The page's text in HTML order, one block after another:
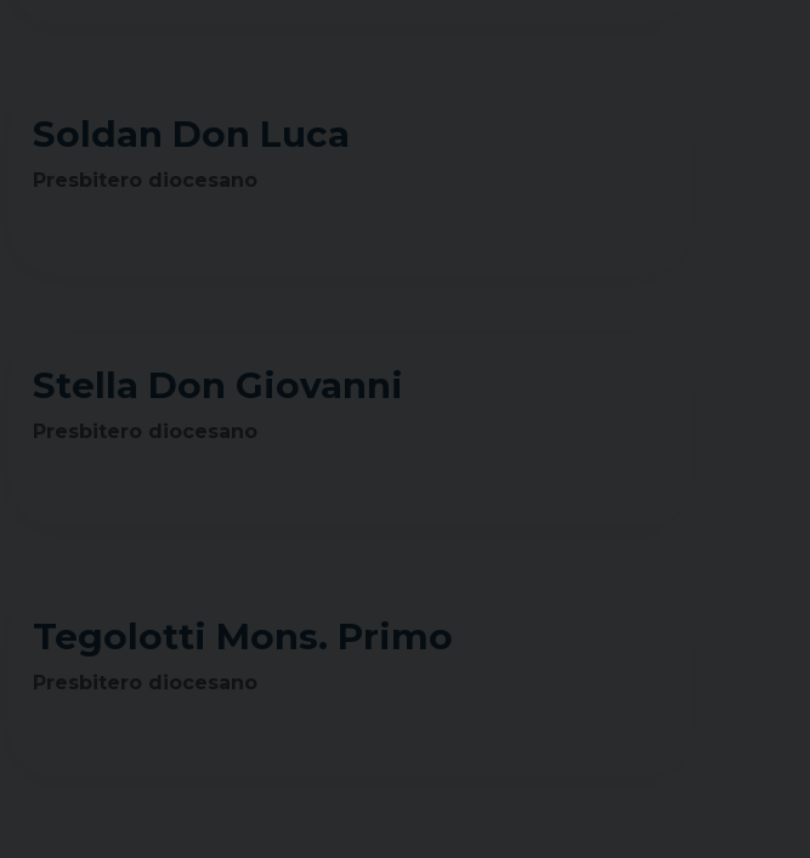
Soldan Don Luca
Presbitero diocesano
Stella Don Giovanni
Presbitero diocesano
Tegolotti Mons. Primo
Presbitero diocesano